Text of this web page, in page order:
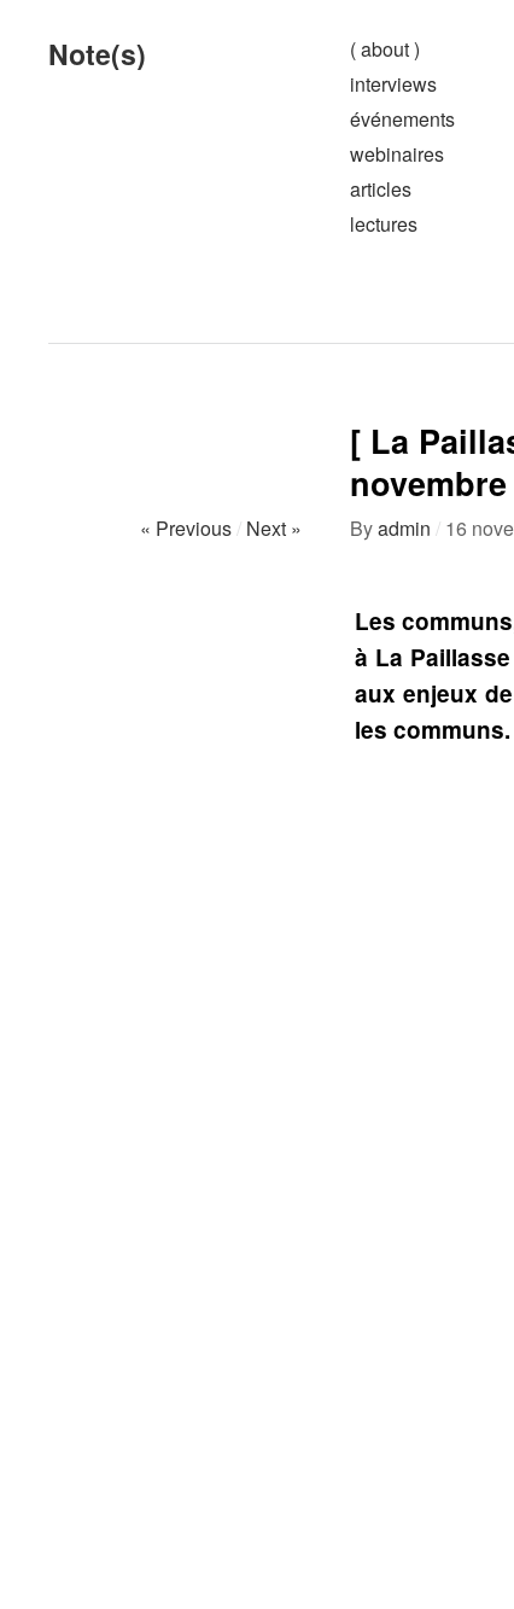
Note(s)
( about )
interviews
événements
webinaires
articles
lectures
[ La
novembre
« Previous/ Next » Byadmin / 16
Les
à La
aux enjeux
les